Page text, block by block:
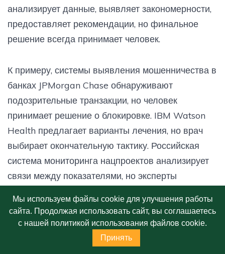
анализирует данные, выявляет закономерности,
предоставляет рекомендации, но финальное
решение всегда принимает человек.
К примеру, системы выявления мошенничества в
банках JPMorgan Chase обнаруживают
подозрительные транзакции, но человек
принимает решение о блокировке. IBM Watson
Health предлагает варианты лечения, но врач
выбирает окончательную тактику. Российская
система мониторинга нацпроектов анализирует
связи между показателями, но эксперты
Россия, Китай, Сингапур, Эстония, Абу-Даби и
десятки других государств выбирают путь
Мы используем файлы cookie для улучшения работы
сайта. Продолжая использовать сайт, вы соглашаетесь
с нашей политикой использования файлов cookie.
Принять